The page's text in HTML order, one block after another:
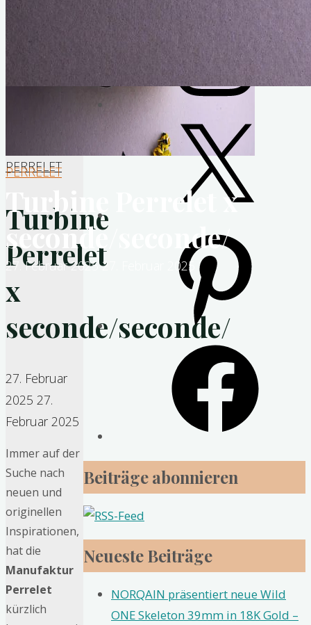
PERRELET
Turbine Perrelet x
seconde/seconde/
27. Februar 202527. Februar 2025
PERRELET
Turbine
Perrelet
x
seconde/seconde/
27. Februar
2025 27.
Februar 2025
Immer auf der
Suche nach
neuen und
originellen
Inspirationen,
hat die
Manufaktur
Perrelet
kürzlich
Instagram
Beiträge abonnieren
Neueste Beiträge
NORQAIN präsentiert neue Wild
ONE Skeleton 39mm in 18K Gold –